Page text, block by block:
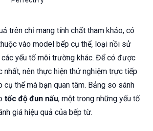
trên chỉ mang tính chất tham khảo, có
vào model bếp cụ thể, loại nồi sử
yếu tố môi trường khác. Để có được
nhất, nên thực hiện thử nghiệm trực tiếp
cụ thể mà bạn quan tâm. Bảng so sánh
tốc độ đun nấu, một trong những yếu tố
giá hiệu quả của bếp từ.